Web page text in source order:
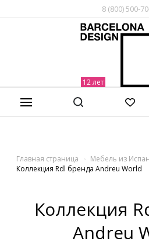
8 (800) 500-
Главная страница
Мебель из
Коллекция Rdl бренда Andreu World
Коллекция
Andreu